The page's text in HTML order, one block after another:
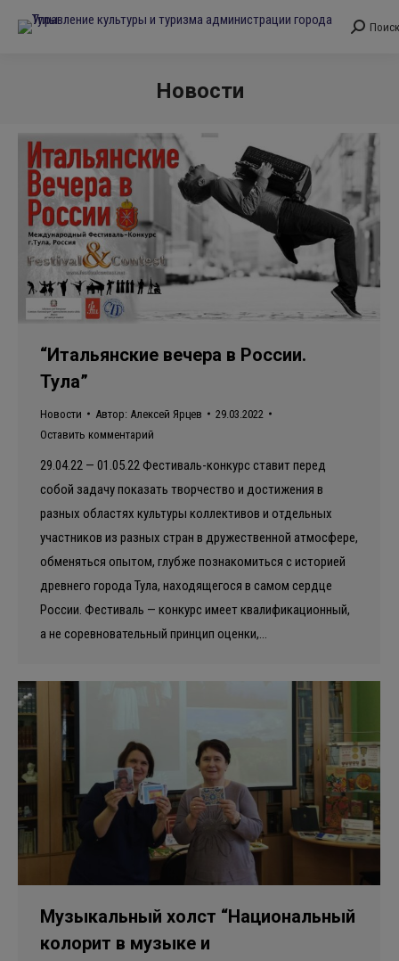
Поиск:
Поиск
Новости
“Итальянские вечера в России.
Тула”
Новости Автор: Алексей Ярцев
29.03.2022
Оставить комментарий
29.04.22 — 01.05.22 Фестиваль-конкурс ставит перед
собой задачу показать творчество и достижения в
разных областях культуры коллективов и отдельных
участников из разных стран в дружественной атмосфере,
обменяться опытом, глубже познакомиться с историей
древнего города Тула, находящегося в самом сердце
России. Фестиваль — конкурс имеет квалификационный,
а не соревновательный принцип оценки,…
Музыкальный холст “Национальный
колорит в музыке и